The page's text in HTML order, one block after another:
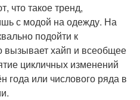
что такое тренд,
с модой на одежду. На
подойти к
вызывает хайп и всеобщее
цикличных изменений
года или числового ряда в